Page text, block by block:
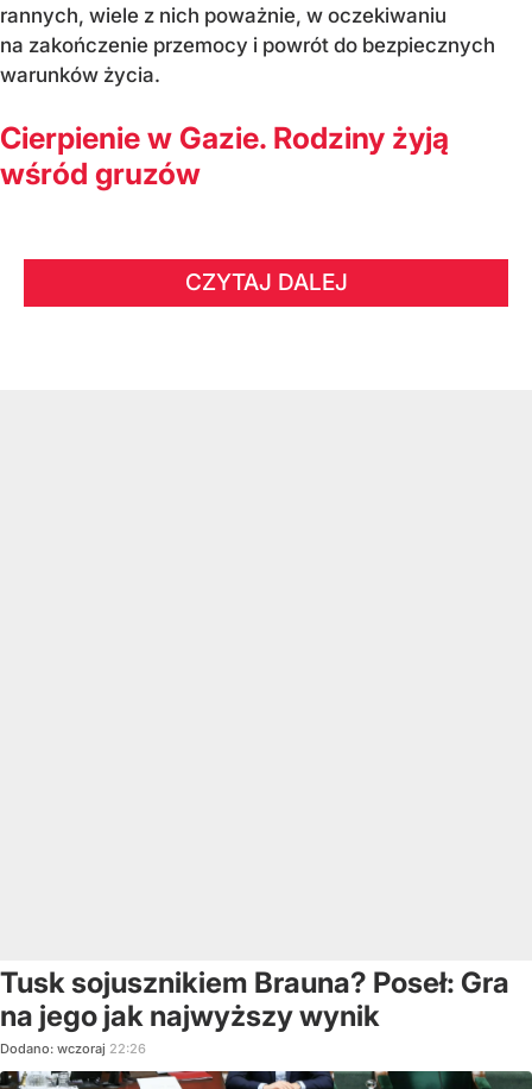
rannych, wiele z nich poważnie, w oczekiwaniu
na zakończenie przemocy i powrót do bezpiecznych
warunków życia.
Cierpienie w Gazie. Rodziny żyją
wśród gruzów
CZYTAJ DALEJ
Tusk sojusznikiem Brauna? Poseł: Gra
na jego jak najwyższy wynik
Dodano: wczoraj 22:26